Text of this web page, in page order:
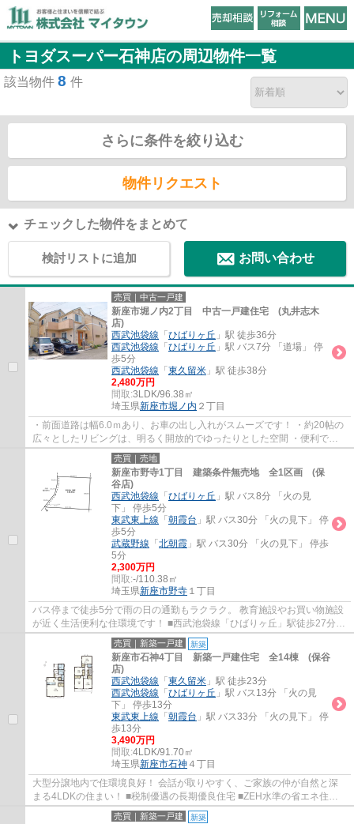
トヨダスーパー石神店の周辺物件一覧
該当物件 8 件
さらに条件を絞り込む
物件リクエスト
チェックした物件をまとめて
検討リストに追加 お問い合わせ
売買｜中古一戸建
新座市堀ノ内2丁目 中古一戸建住宅 (丸井志木
店)
西武池袋線 「 ひばりヶ丘 」駅 徒歩36分
西武池袋線 「 ひばりヶ丘 」駅 バス7分 「道場」 停
歩5分
西武池袋線 「 東久留米 」駅 徒歩38分
2,480万円
間取:3LDK/96.38㎡
埼玉県新座市堀ノ内 ２丁目
・前面道路は幅6.0ｍあり、お車の出し入れがスムーズです！ ・約20帖の
広々としたリビングは、明るく開放的でゆったりとした空間 ・便利で快
適な生活環境が整った家族にやさしい住環境...
売買｜売地
新座市野寺1丁目 建築条件無売地 全1区画 (保
谷店)
西武池袋線 「 ひばりヶ丘 」駅 バス8分 「火の見
下」 停歩5分
東武東上線 「 朝霞台 」駅 バス30分 「火の見下」 停
歩5分
武蔵野線 「 北朝霞 」駅 バス30分 「火の見下」 停歩
5分
2,300万円
間取:-/110.38㎡
埼玉県新座市野寺 １丁目
バス停まで徒歩5分で雨の日の通勤もラクラク。 教育施設やお買い物施設
が近く生活便利な住環境です！ ■西武池袋線「ひばりヶ丘」駅徒歩27分
■33坪の建築条件無売地(現況：古家有/解体...
売買｜新築一戸建 新築
新座市石神4丁目 新築一戸建住宅 全14棟 (保谷
店)
西武池袋線 「 東久留米 」駅 徒歩23分
西武池袋線 「 ひばりヶ丘 」駅 バス13分 「火の見
下」 停歩13分
東武東上線 「 朝霞台 」駅 バス33分 「火の見下」 停
歩13分
3,490万円
間取:4LDK/91.70㎡
埼玉県新座市石神 ４丁目
大型分譲地内で住環境良好！ 会話が取りやすく、ご家族の仲が自然と深
まる4LDKの住まい！ ■税制優遇の長期優良住宅 ■ZEH水準の省エネ住宅
■2台駐車可(車種によります) ■家事便利な水...
売買｜新築一戸建 新築